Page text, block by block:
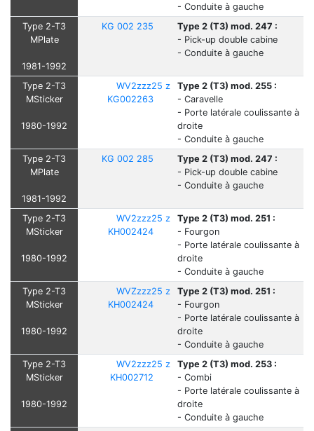
- Conduite à gauche
Type 2-T3
MPlate
1981-1992
KG 002 235
Type 2 (T3) mod. 247 :
- Pick-up double cabine
- Conduite à gauche
Type 2-T3
MSticker
1980-1992
WV2zzz25 z
KG002263
Type 2 (T3) mod. 255 :
- Caravelle
- Porte latérale coulissante à
droite
- Conduite à gauche
Type 2-T3
MPlate
1981-1992
KG 002 285
Type 2 (T3) mod. 247 :
- Pick-up double cabine
- Conduite à gauche
Type 2-T3
MSticker
1980-1992
WV2zzz25 z
KH002424
Type 2 (T3) mod. 251 :
- Fourgon
- Porte latérale coulissante à
droite
- Conduite à gauche
Type 2-T3
MSticker
1980-1992
WVZzzz25 z
KH002424
Type 2 (T3) mod. 251 :
- Fourgon
- Porte latérale coulissante à
droite
- Conduite à gauche
Type 2-T3
MSticker
1980-1992
WV2zzz25 z
KH002712
Type 2 (T3) mod. 253 :
- Combi
- Porte latérale coulissante à
droite
- Conduite à gauche